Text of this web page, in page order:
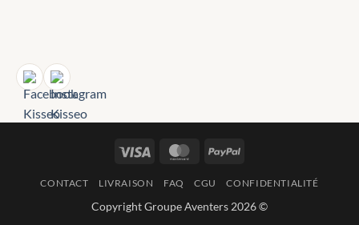
Visa MasterCardPayPal
CONTACT LIVRAISON FAQ CGU CONFIDENTIALITÉ
Copyright Groupe Aventers 2026 ©